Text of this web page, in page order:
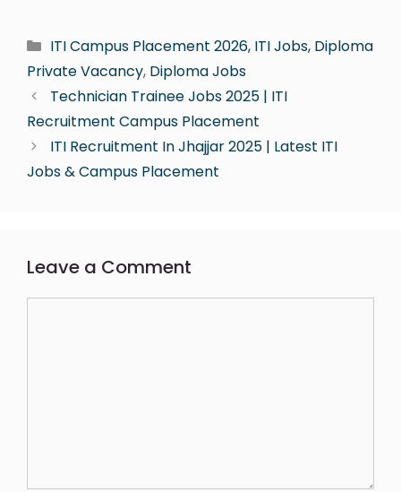
ITI Campus Placement 2026, ITI Jobs, Diploma
Private Vacancy, Diploma Jobs
Technician Trainee Jobs 2025 | ITI
Recruitment Campus Placement
ITI Recruitment In Jhajjar 2025 | Latest ITI
Jobs & Campus Placement
Leave a Comment